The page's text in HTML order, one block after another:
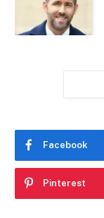
Facebook
Pinterest